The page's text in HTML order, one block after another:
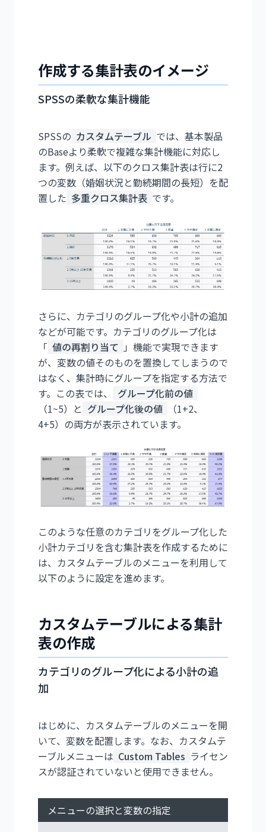
作成する集計表のイメージ
SPSSの柔軟な集計機能
SPSSの カスタムテーブル では、基本製品
のBaseより柔軟で複雑な集計機能に対応し
ます。例えば、以下のクロス集計表は行に2
つの変数（婚姻状況と勤続期間の長短）を配
置した 多重クロス集計表 です。
さらに、カテゴリのグループ化や小計の追加
などが可能です。カテゴリのグループ化は
「 値の再割り当て 」機能で実現できます
が、変数の値そのものを置換してしまうので
はなく、集計時にグループを指定する方法で
す。この表では、
グループ化前の値
（1~5）と グループ化後の値
（1+2、
4+5）の両方が表示されています。
このような任意のカテゴリをグループ化した
小計カテゴリを含む集計表を作成するために
は、カスタムテーブルのメニューを利用して
以下のように設定を進めます。
カスタムテーブルによる集計
表の作成
カテゴリのグループ化による小計の追
加
はじめに、カスタムテーブルのメニューを開
いて、変数を配置します。なお、カスタムテ
ーブルメニューは Custom Tables ライセン
スが認証されていないと使用できません。
メニューの選択と変数の指定